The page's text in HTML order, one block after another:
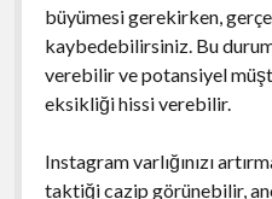
büyümesi gerekirken,
kaybedebilirsiniz. Bu
verebilir ve potansiyel
eksikliği hissi verebilir.
Instagram varlığınızı
taktiği cazip görünebilir,